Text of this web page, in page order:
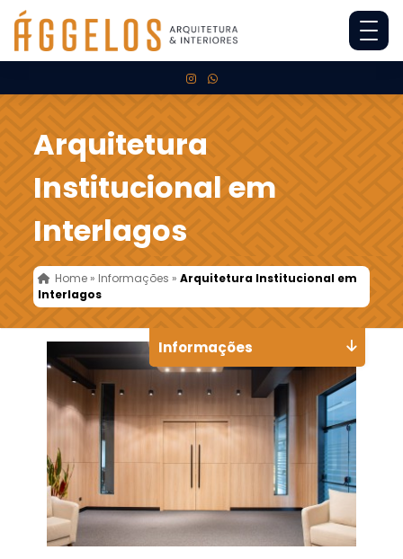
Arquitetura
Institucional em
Interlagos
Home » Informações »Arquitetura Institucional em
Interlagos
Informações